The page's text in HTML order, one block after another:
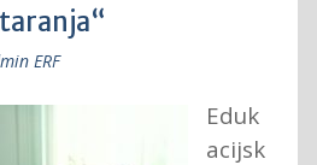
ERF
Eduk
acijsk